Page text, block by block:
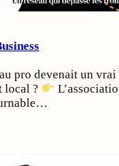
pro devenait un
local ?